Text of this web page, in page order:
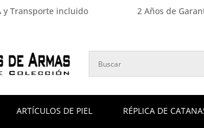
y Transporte incluido 2 Años de
ARTÍCULOS DE PIEL RÉPLICA DE